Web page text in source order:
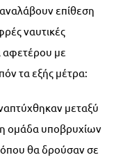
επίθεση
ναυτικές
αφετέρου με
τα εξής μέτρα:
μεταξύ
ομάδα υποβρυχίων
θα δρούσαν σε